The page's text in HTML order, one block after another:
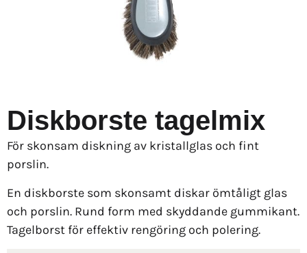
Diskborste tagelmix
För skonsam diskning av kristallglas och fint
porslin.
En diskborste som skonsamt diskar ömtåligt glas
och porslin. Rund form med skyddande gummikant.
Tagelborst för effektiv rengöring och polering.